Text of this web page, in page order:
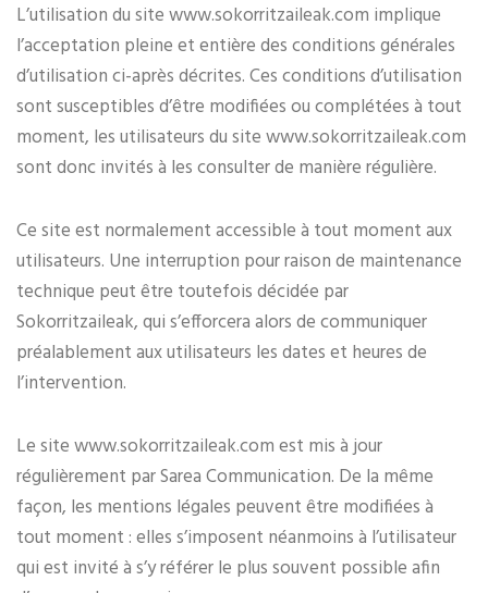
L’utilisation du site www.sokorritzaileak.com implique
l’acceptation pleine et entière des conditions générales
d’utilisation ci-après décrites. Ces conditions d’utilisation
sont susceptibles d’être modifiées ou complétées à tout
moment, les utilisateurs du site www.sokorritzaileak.com
sont donc invités à les consulter de manière régulière.
Ce site est normalement accessible à tout moment aux
utilisateurs. Une interruption pour raison de maintenance
technique peut être toutefois décidée par
Sokorritzaileak, qui s’efforcera alors de communiquer
préalablement aux utilisateurs les dates et heures de
l’intervention.
Le site www.sokorritzaileak.com est mis à jour
régulièrement par Sarea Communication. De la même
façon, les mentions légales peuvent être modifiées à
tout moment : elles s’imposent néanmoins à l’utilisateur
qui est invité à s’y référer le plus souvent possible afin